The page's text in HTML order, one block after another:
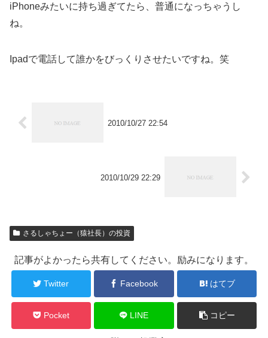
iPhoneみたいに持ち過ぎてたら、普通になっちゃうし
ね。
Ipadで電話して誰かをびっくりさせたいですね。笑
2010/10/27 22:54
2010/10/29 22:29
さるしゃちょー（猿社長）の投資
記事がよかったら共有してください。励みになります。
Twitter Facebook はてブ
Pocket LINE コピー